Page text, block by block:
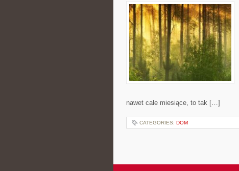
nawet całe miesiące, to tak […]
CATEGORIES: DOM